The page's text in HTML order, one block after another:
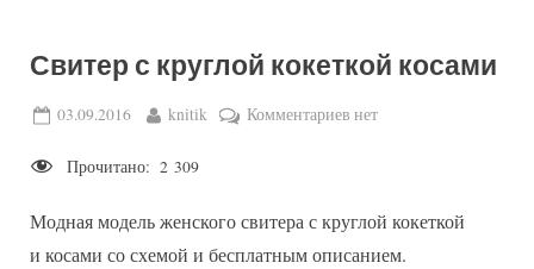
о
в
вязаные
модели
с
Свитер с круглой кокеткой косами
Posted
03.09.2016 By
knitik Комментариевк
круглой
кокеткой
нет
Прочитано: 2 309
Модная модель женского свитера с круглой кокеткой
и косами со схемой и бесплатным описанием.